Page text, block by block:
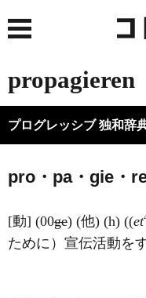
propagieren
プログレッシブ 独和辞
pro・pa・gie・
[動] (00ge) (他) (h) ((et
ために）宣伝活動を